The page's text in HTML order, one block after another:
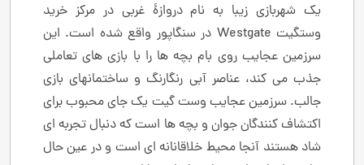
یک شهربازی زیبا به نام دروازۀ غربی در مرکز خرید
وستگیت Westgate در سنگاپور واقع شده است. این
سرزمین عجایب روی بام بچه ها را با بازی های تعاملی
جذب می کند، عناصر آبی رنگارنگ و ساختمانهای بازی
جالب. سرزمین عجایب وست گیت یک جای محبوب برای
اکتشاف کنندگان جوان و بچه ها است که دنبال تجربه ای
شاد هستند آنجا محیط خلاقانانه ای است و در عین حال